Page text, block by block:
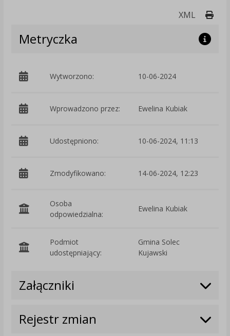
XML
Metryczka
Wytworzono: 10-06-2024
Wprowadzono przez: Ewelina Kubiak
Udostępniono: 10-06-2024, 11:13
Zmodyfikowano: 14-06-2024, 12:23
Osoba
odpowiedzialna:
Ewelina Kubiak
Podmiot
udostępniający:
Gmina Solec
Kujawski
Załączniki
Rejestr zmian